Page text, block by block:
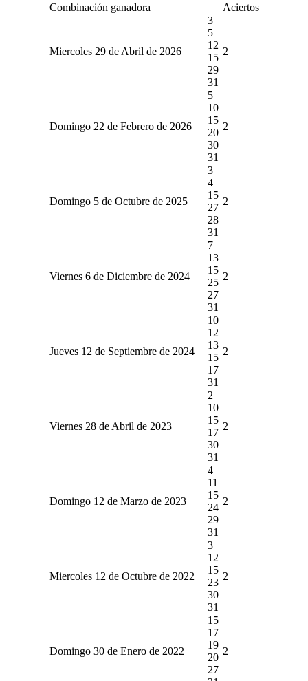
Combinación ganadora Aciertos
Miercoles 29 de Abril de 2026
3
5
12
15
29
31
2
Domingo 22 de Febrero de 2026
5
10
15
20
30
31
2
Domingo 5 de Octubre de 2025
3
4
15
27
28
31
2
Viernes 6 de Diciembre de 2024
7
13
15
25
27
31
2
Jueves 12 de Septiembre de 2024
10
12
13
15
17
31
2
Viernes 28 de Abril de 2023
2
10
15
17
30
31
2
Domingo 12 de Marzo de 2023
4
11
15
24
29
31
2
Miercoles 12 de Octubre de 2022
3
12
15
23
30
31
2
Domingo 30 de Enero de 2022
15
17
19
20
27
2